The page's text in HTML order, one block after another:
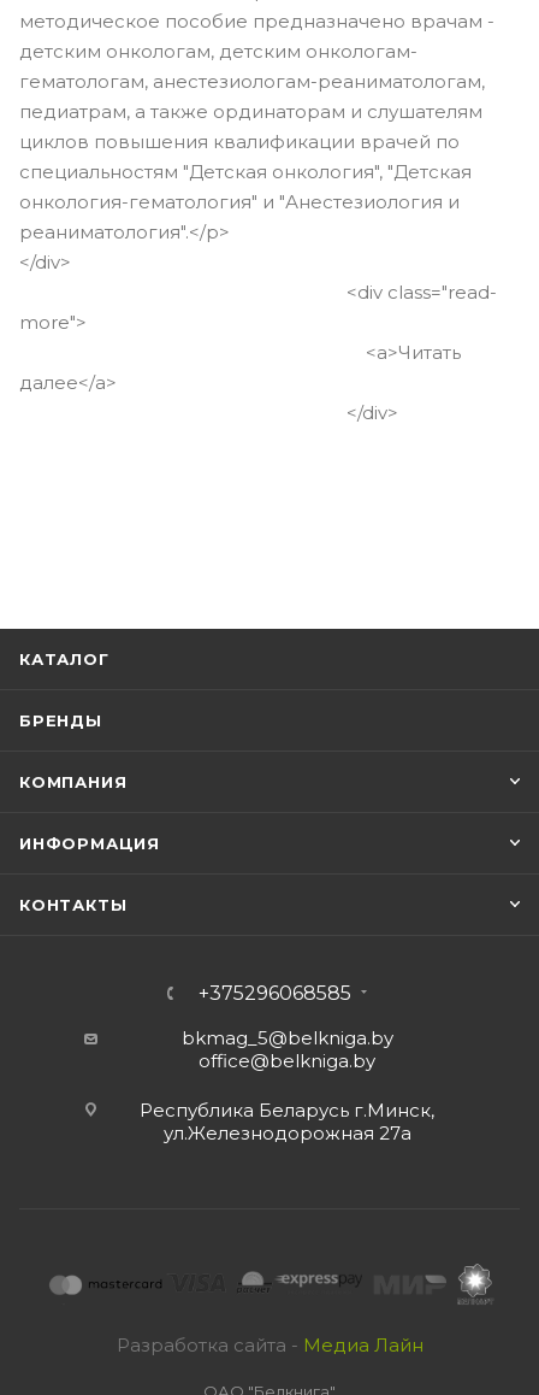
методическое пособие предназначено врачам -
детским онкологам, детским онкологам-
гематологам, анестезиологам-реаниматологам,
педиатрам, а также ординаторам и слушателям
циклов повышения квалификации врачей по
специальностям "Детская онкология", "Детская
онкология-гематология" и "Анестезиология и
реаниматология".</p>
</div>
<div class="read-
more">
<a>Читать
далее</a>
</div>
КАТАЛОГ
БРЕНДЫ
КОМПАНИЯ
ИНФОРМАЦИЯ
КОНТАКТЫ
+375296068585
bkmag_5@belkniga.by
office@belkniga.by
Республика Беларусь г.Минск,
ул.Железнодорожная 27а
Разработка сайта - Медиа Лайн